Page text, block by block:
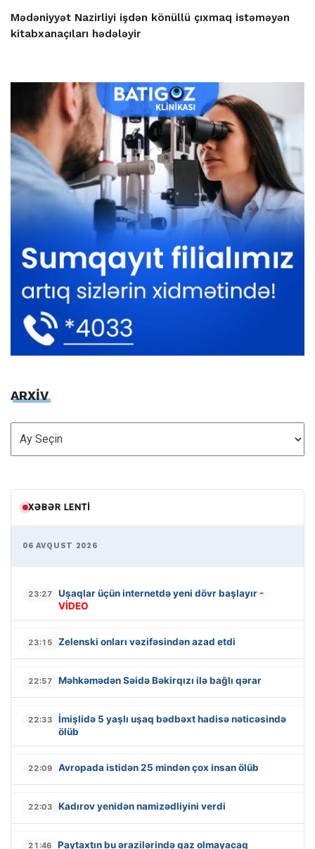
Mədəniyyət Nazirliyi işdən könüllü çıxmaq istəməyən
kitabxanaçıları hədələyir
ARXİV
ARXİV
XƏBƏR LENTI
06 AVQUST 2026
23:27 Uşaqlar üçün internetdə yeni dövr başlayır -
VİDEO
23:15 Zelenski onları vəzifəsindən azad etdi
22:57 Məhkəmədən Səidə Bəkirqızı ilə bağlı qərar
22:33
İmişlidə 5 yaşlı uşaq bədbəxt hadisə nəticəsində
ölüb
22:09 Avropada istidən 25 mindən çox insan ölüb
22:03 Kadırov yenidən namizədliyini verdi
21:46 Paytaxtın bu ərazilərində qaz olmayacaq